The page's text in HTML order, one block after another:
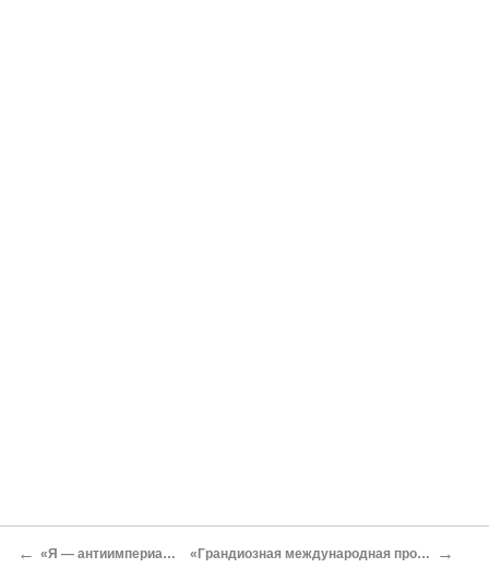
← «Я — антиимпериалист» «Грандиозная международная процессия» →